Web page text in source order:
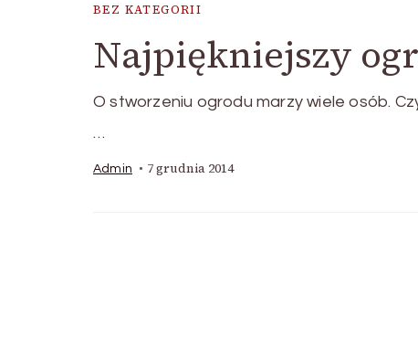
BEZ KATEGORII
Najpiękniejszy
O stworzeniu ogrodu marzy wiele osób.
…
Admin 7 grudnia 2014